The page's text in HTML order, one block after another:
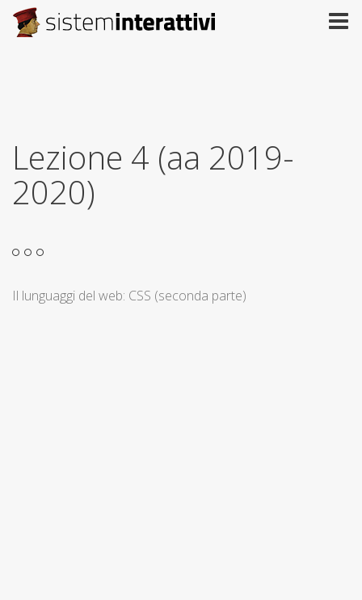
Lezione 4 (aa 2019-
2020)
Il lunguaggi del web: CSS (seconda parte)